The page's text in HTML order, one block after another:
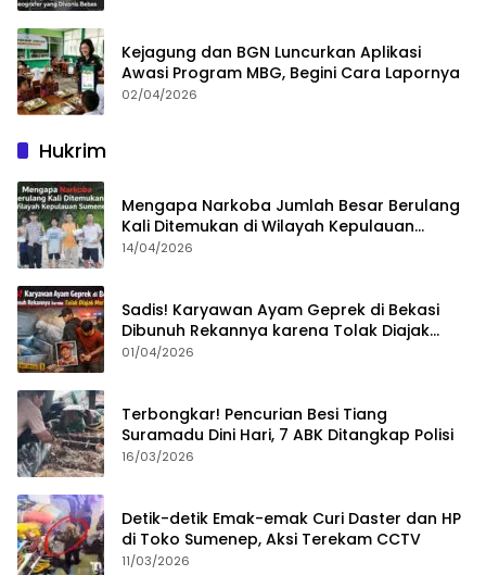
Kejagung dan BGN Luncurkan Aplikasi
Awasi Program MBG, Begini Cara Lapornya
02/04/2026
Hukrim
Mengapa Narkoba Jumlah Besar Berulang
Kali Ditemukan di Wilayah Kepulauan
Sumenep?
14/04/2026
Sadis! Karyawan Ayam Geprek di Bekasi
Dibunuh Rekannya karena Tolak Diajak
Merampok Majikan
01/04/2026
Terbongkar! Pencurian Besi Tiang
Suramadu Dini Hari, 7 ABK Ditangkap Polisi
16/03/2026
Detik-detik Emak-emak Curi Daster dan HP
di Toko Sumenep, Aksi Terekam CCTV
11/03/2026